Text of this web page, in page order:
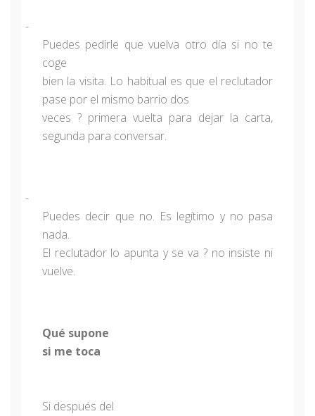
-
Puedes pedirle que vuelva otro día si no te
coge
bien la visita. Lo habitual es que el reclutador
pase por el mismo barrio dos
veces ? primera vuelta para dejar la carta,
segunda para conversar.
-
Puedes decir que no. Es legítimo y no pasa
nada.
El reclutador lo apunta y se va ? no insiste ni
vuelve.
Qué supone
si me toca
Si después del